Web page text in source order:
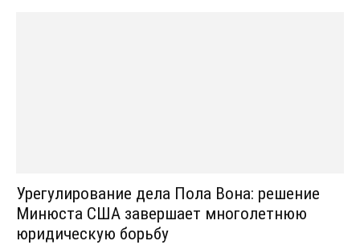
Урегулирование дела Пола Вона: решение
Минюста США завершает многолетнюю
юридическую борьбу